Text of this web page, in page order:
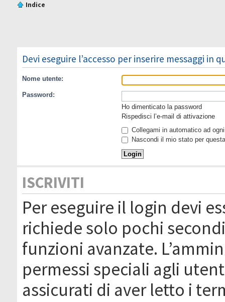
Indice
Devi eseguire l’accesso per inserire messaggi in
Nome utente:
Password:
Ho dimenticato la password
Rispedisci l’e-mail di attivazione
Collegami in automatico ad
Nascondi il mio stato per
ISCRIVITI
Per eseguire il login devi
richiede solo pochi
funzioni avanzate.
permessi speciali agli
assicurati di aver letto i